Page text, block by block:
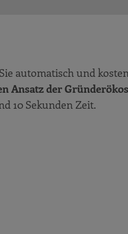
automatisch und
Ansatz der
10 Sekunden Zeit.